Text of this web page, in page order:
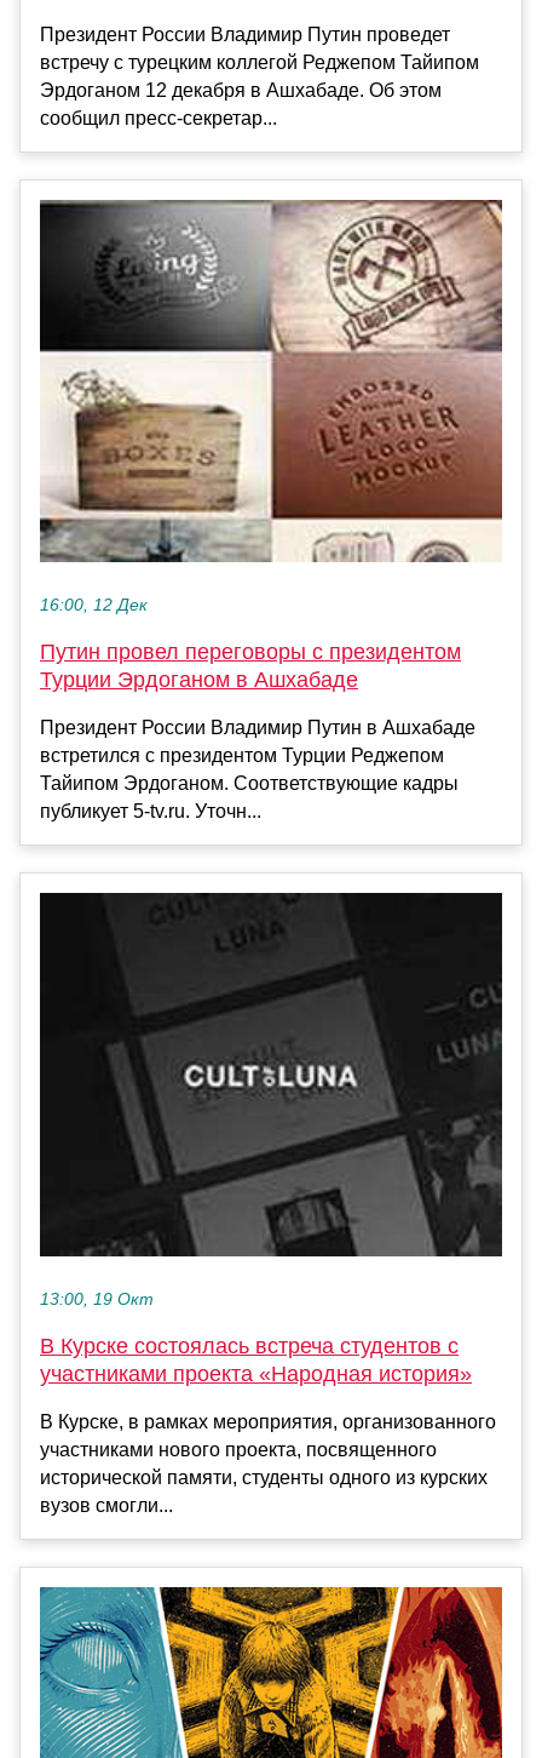
Президент России Владимир Путин проведет
встречу с турецким коллегой Реджепом Тайипом
Эрдоганом 12 декабря в Ашхабаде. Об этом
сообщил пресс-секретар...
16:00, 12 Дек
Путин провел переговоры с президентом
Турции Эрдоганом в Ашхабаде
Президент России Владимир Путин в Ашхабаде
встретился с президентом Турции Реджепом
Тайипом Эрдоганом. Соответствующие кадры
публикует 5-tv.ru. Уточн...
13:00, 19 Окт
В Курске состоялась встреча студентов с
участниками проекта «Народная история»
В Курске, в рамках мероприятия, организованного
участниками нового проекта, посвященного
исторической памяти, студенты одного из курских
вузов смогли...